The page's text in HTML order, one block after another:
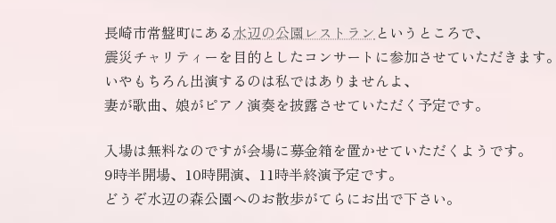
長崎市常盤町にある水辺の公園レストラン というところで、
震災チャリティーを目的としたコンサートに参加させていただきます。
いやもちろん出演するのは私ではありませんよ、
妻が歌曲、娘がピアノ演奏を披露させていただく予定です。
入場は無料なのですが会場に募金箱を置かせていただくようです。
9時半開場、10時開演、11時半終演予定です。
どうぞ水辺の森公園へのお散歩がてらにお出で下さい。